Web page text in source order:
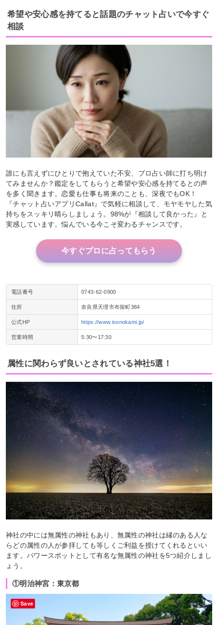
希望や安心感を持てると話題のチャット占いで今すぐ
相談
誰にも言えずにひとりで抱えていた不安、プロ占い師に打ち明け
てみませんか？鑑定をしてもらうと希望や安心感を持てるとの声
を多く聞きます。恋愛も仕事も将来のことも、深夜でもOK！
『チャット占いアプリCallat』で気軽に相談して、モヤモヤした気
持ちをスッキリ晴らしましょう。98%が『相談して良かった』と
実感しています。悩んでいる今こそ変わるチャンスです。
今すぐプロに占ってもらう
電話番号 0743-62-0900
住所 奈良県天理市布留町384
公式HP https://www.isonokami.jp/
営業時間 5:30〜17:30
属性に関わらず良いとされている神社5選！
神社の中には無属性の神社もあり、無属性の神社は縁のある人な
らどの属性の人が参拝しても等しくご利益を授けてくれるといい
ます。パワースポットとして有名な無属性の神社を5つ紹介しまし
ょう。
①明治神宮：東京都
Save